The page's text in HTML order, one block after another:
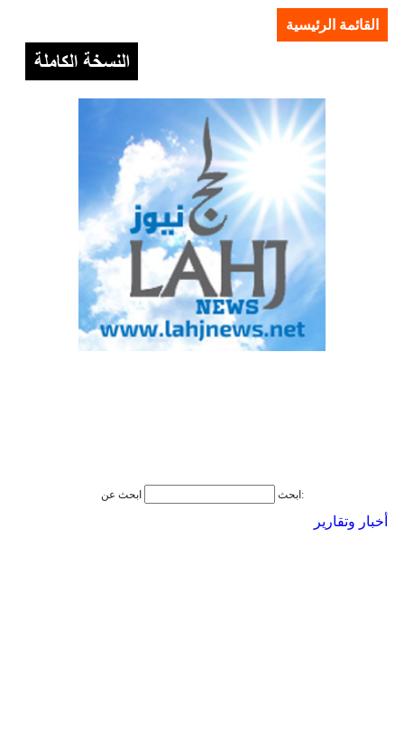
القائمة الرئيسية
ابحث ابحث عن:
أخبار وتقارير